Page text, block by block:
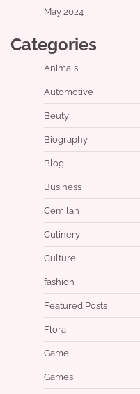
May 2024
Categories
Animals
Automotive
Beuty
Biography
Blog
Business
Cemilan
Culinery
Culture
fashion
Featured Posts
Flora
Game
Games